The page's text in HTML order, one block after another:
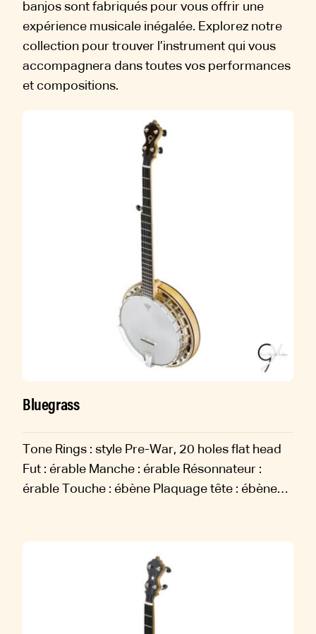
banjos sont fabriqués pour vous offrir une
expérience musicale inégalée. Explorez notre
collection pour trouver l’instrument qui vous
accompagnera dans toutes vos performances
et compositions.
Bluegrass
Tone Rings : style Pre-War, 20 holes flat head
Fut : érable Manche : érable Résonnateur :
érable Touche : ébène Plaquage tête : ébène